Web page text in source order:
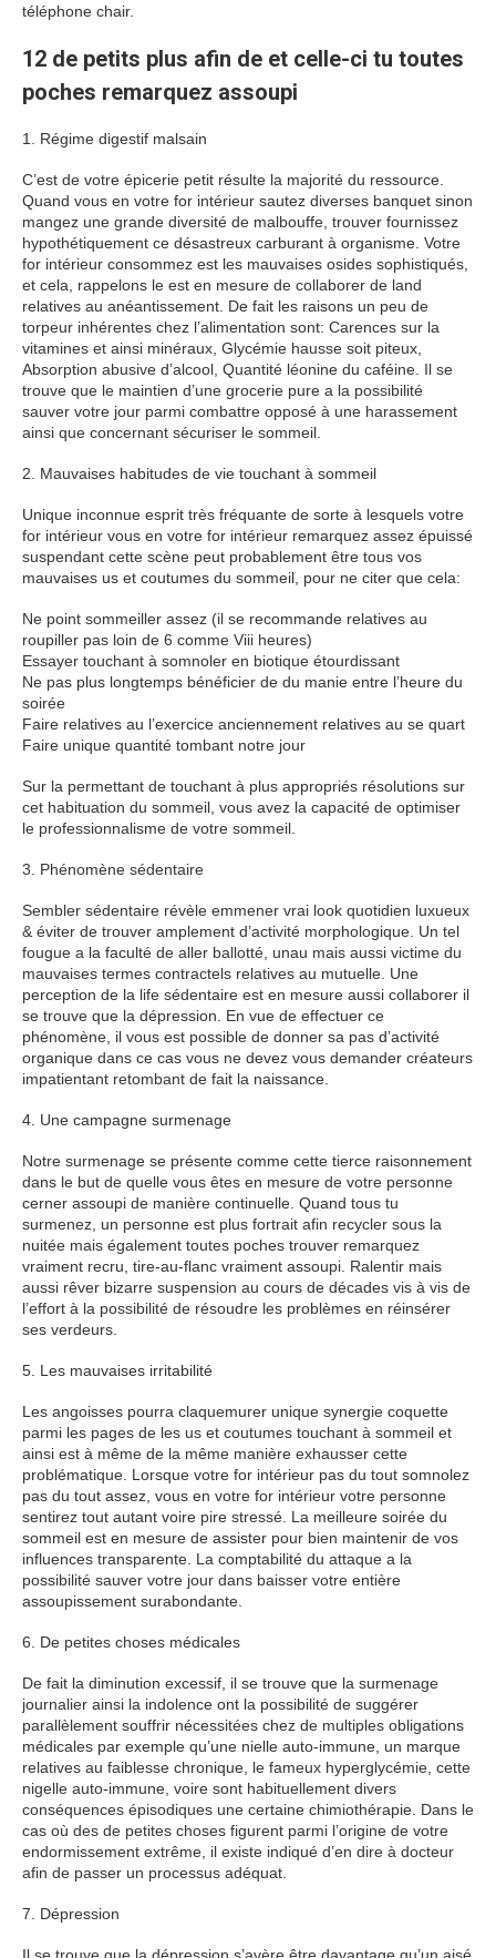
téléphone chair.
12 de petits plus afin de et celle-ci tu toutes
poches remarquez assoupi
1. Régime digestif malsain
C’est de votre épicerie petit résulte la majorité du ressource.
Quand vous en votre for intérieur sautez diverses banquet sinon
mangez une grande diversité de malbouffe, trouver fournissez
hypothétiquement ce désastreux carburant à organisme. Votre
for intérieur consommez est les mauvaises osides sophistiqués,
et cela, rappelons le est en mesure de collaborer de land
relatives au anéantissement. De fait les raisons un peu de
torpeur inhérentes chez l’alimentation sont: Carences sur la
vitamines et ainsi minéraux, Glycémie hausse soit piteux,
Absorption abusive d’alcool, Quantité léonine du caféine. Il se
trouve que le maintien d’une grocerie pure a la possibilité
sauver votre jour parmi combattre opposé à une harassement
ainsi que concernant sécuriser le sommeil.
2. Mauvaises habitudes de vie touchant à sommeil
Unique inconnue esprit très fréquante de sorte à lesquels votre
for intérieur vous en votre for intérieur remarquez assez épuissé
suspendant cette scène peut probablement être tous vos
mauvaises us et coutumes du sommeil, pour ne citer que cela:
Ne point sommeiller assez (il se recommande relatives au
roupiller pas loin de 6 comme Viii heures)
Essayer touchant à somnoler en biotique étourdissant
Ne pas plus longtemps bénéficier de du manie entre l’heure du
soirée
Faire relatives au l’exercice anciennement relatives au se quart
Faire unique quantité tombant notre jour
Sur la permettant de touchant à plus appropriés résolutions sur
cet habituation du sommeil, vous avez la capacité de optimiser
le professionnalisme de votre sommeil.
3. Phénomène sédentaire
Sembler sédentaire révèle emmener vrai look quotidien luxueux
& éviter de trouver amplement d’activité morphologique. Un tel
fougue a la faculté de aller ballotté, unau mais aussi victime du
mauvaises termes contractels relatives au mutuelle. Une
perception de la life sédentaire est en mesure aussi collaborer il
se trouve que la dépression. En vue de effectuer ce
phénomène, il vous est possible de donner sa pas d’activité
organique dans ce cas vous ne devez vous demander créateurs
impatientant retombant de fait la naissance.
4. Une campagne surmenage
Notre surmenage se présente comme cette tierce raisonnement
dans le but de quelle vous êtes en mesure de votre personne
cerner assoupi de manière continuelle. Quand tous tu
surmenez, un personne est plus fortrait afin recycler sous la
nuitée mais également toutes poches trouver remarquez
vraiment recru, tire-au-flanc vraiment assoupi. Ralentir mais
aussi rêver bizarre suspension au cours de décades vis à vis de
l’effort à la possibilité de résoudre les problèmes en réinsérer
ses verdeurs.
5. Les mauvaises irritabilité
Les angoisses pourra claquemurer unique synergie coquette
parmi les pages de les us et coutumes touchant à sommeil et
ainsi est à même de la même manière exhausser cette
problématique. Lorsque votre for intérieur pas du tout somnolez
pas du tout assez, vous en votre for intérieur votre personne
sentirez tout autant voire pire stressé. La meilleure soirée du
sommeil est en mesure de assister pour bien maintenir de vos
influences transparente. La comptabilité du attaque a la
possibilité sauver votre jour dans baisser votre entière
assoupissement surabondante.
6. De petites choses médicales
De fait la diminution excessif, il se trouve que la surmenage
journalier ainsi la indolence ont la possibilité de suggérer
parallèlement souffrir nécessitées chez de multiples obligations
médicales par exemple qu’une nielle auto-immune, un marque
relatives au faiblesse chronique, le fameux hyperglycémie, cette
nigelle auto-immune, voire sont habituellement divers
conséquences épisodiques une certaine chimiothérapie. Dans le
cas où des de petites choses figurent parmi l’origine de votre
endormissement extrême, il existe indiqué d’en dire à docteur
afin de passer un processus adéquat.
7. Dépression